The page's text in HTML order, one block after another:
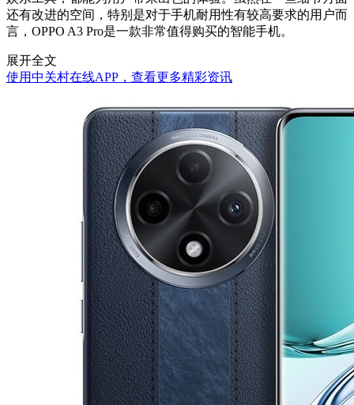
还有改进的空间，特别是对于手机耐用性有较高要求的用户而
言，OPPO A3 Pro是一款非常值得购买的智能手机。
展开全文
使用中关村在线APP，查看更多精彩资讯